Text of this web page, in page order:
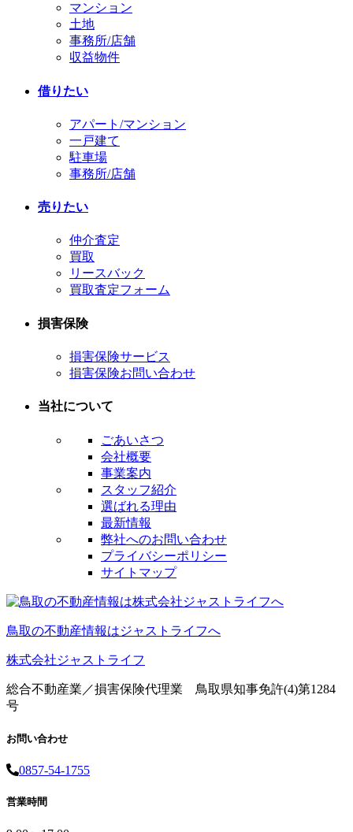
マンション
土地
事務所/店舗
収益物件
借りたい
アパート/マンション
一戸建て
駐車場
事務所/店舗
売りたい
仲介査定
買取
リースバック
買取査定フォーム
損害保険
損害保険サービス
損害保険お問い合わせ
当社について
ごあいさつ
会社概要
事業案内
スタッフ紹介
選ばれる理由
最新情報
弊社へのお問い合わせ
プライバシーポリシー
サイトマップ
鳥取の不動産情報はジャストライフへ
株式会社ジャストライフ
総合不動産業／損害保険代理業 鳥取県知事免許(4)第1284
号
お問い合わせ
0857-54-1755
営業時間